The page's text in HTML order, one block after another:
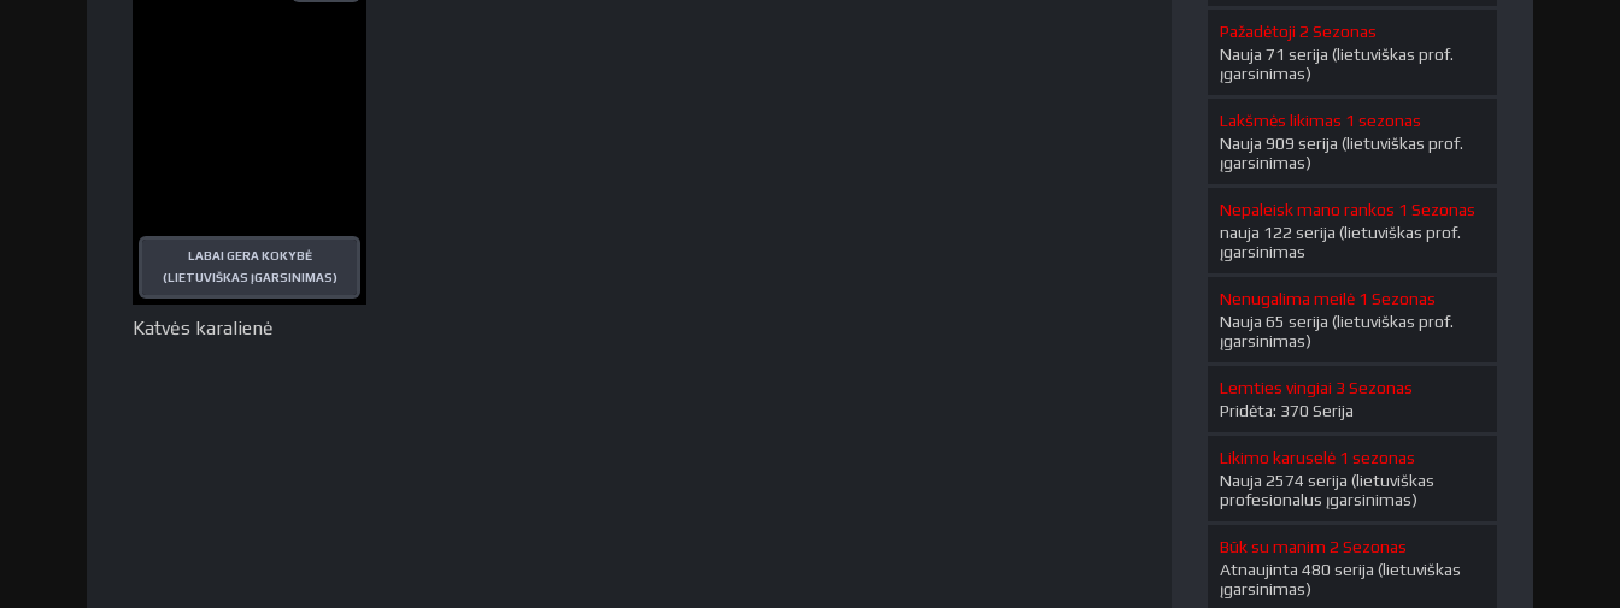
Katvės karalienė
LABAI GERA KOKYBĖ
(LIETUVIŠKAS ĮGARSINIMAS)
Pažadėtoji 2 Sezonas
Nauja 71 serija (lietuviškas prof.
įgarsinimas)
Lakšmės likimas 1 sezonas
Nauja 909 serija (lietuviškas prof.
įgarsinimas)
Nepaleisk mano rankos 1 Sezonas
nauja 122 serija (lietuviškas prof.
įgarsinimas
Nenugalima meilė 1 Sezonas
Nauja 65 serija (lietuviškas prof.
įgarsinimas)
Lemties vingiai 3 Sezonas
Pridėta: 370 Serija
Likimo karuselė 1 sezonas
Nauja 2574 serija (lietuviškas
profesionalus įgarsinimas)
Būk su manim 2 Sezonas
Atnaujinta 480 serija (lietuviškas
įgarsinimas)